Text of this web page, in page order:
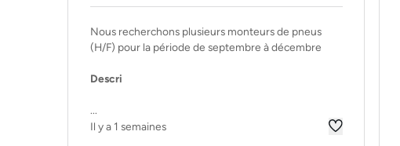
Nous recherchons plusieurs monteurs de pneus
(H/F) pour la période de septembre à décembre
Descri
...
Il y a 1 semaines